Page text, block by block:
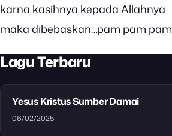
karna kasihnya kepada Allahnya
maka dibebaskan…pam pam pam
Lagu Terbaru
Yesus Kristus Sumber Damai
06/02/2025